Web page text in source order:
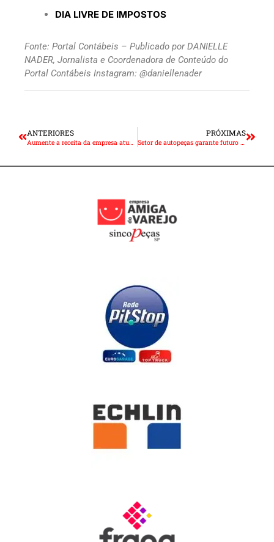
DIA LIVRE DE IMPOSTOS
Fonte: Portal Contábeis – Publicado por DANIELLE
NADER, Jornalista e Coordenadora de Conteúdo do
Portal Contábeis Instagram: @daniellenader
ANTERIORES
Aumente a receita da empresa atuando como ponto de coleta do Mercado Livre
PRÓXIMAS